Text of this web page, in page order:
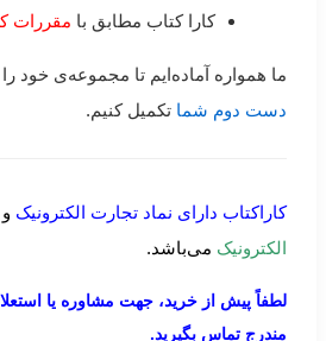
کارا کتاب مطابق با مقررات
ما همواره آماده‌ایم تا مجموعه‌ی خود را
دست دوم شما تکمیل کنیم.
کاراکتاب دارای نماد تجارت الکترونیک و
الکترونیک می‌باشد.
لطفاً پیش از خرید، جهت مشاوره یا
مندرج تماس بگیرید.